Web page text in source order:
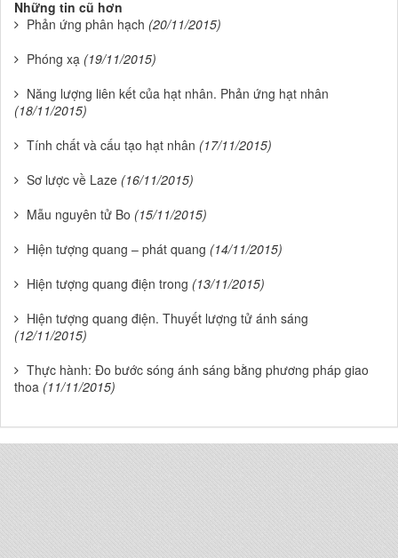
Những tin cũ hơn
Phản ứng phân hạch (20/11/2015)
Phóng xạ (19/11/2015)
Năng lượng liên kết của hạt nhân. Phản ứng hạt nhân
(18/11/2015)
Tính chất và cấu tạo hạt nhân (17/11/2015)
Sơ lược về Laze (16/11/2015)
Mẫu nguyên tử Bo (15/11/2015)
Hiện tượng quang – phát quang (14/11/2015)
Hiện tượng quang điện trong (13/11/2015)
Hiện tượng quang điện. Thuyết lượng tử ánh sáng
(12/11/2015)
Thực hành: Đo bước sóng ánh sáng bằng phương pháp giao
thoa (11/11/2015)